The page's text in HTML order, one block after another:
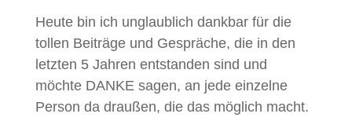
Heute bin ich unglaublich dankbar für die
tollen Beiträge und Gespräche, die in den
letzten 5 Jahren entstanden sind und
möchte DANKE sagen, an jede einzelne
Person da draußen, die das möglich macht.